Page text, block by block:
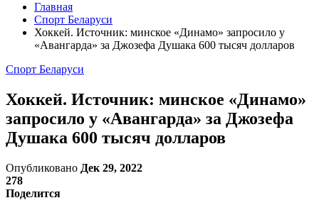
Главная
Спорт Беларуси
Хоккей. Источник: минское «Динамо» запросило у
«Авангарда» за Джозефа Душака 600 тысяч долларов
Спорт Беларуси
Хоккей. Источник: минское «Динамо»
запросило у «Авангарда» за Джозефа
Душака 600 тысяч долларов
Опубликовано Дек 29, 2022
278
Поделится